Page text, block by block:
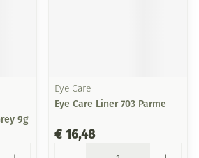
9g
Eye Care
Eye Care Liner 703 Parme
€ 16,48